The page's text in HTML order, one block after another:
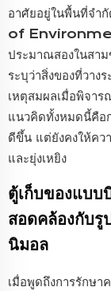
อาศัยอยู่ในพื้นที่จำ
of
ประมาณสองในสา
ระบุว่าสิ่งของที่วาง
เหตุสมผลเมื่อพิจา
แนวคิดทั้งหมดนี้คือ
ดีขึ้น แต่ยังคงให้คว
และยุ่งเหยิง
ตู้เก็บของแบบ
สอดคล้องกับ
นิมอล
เมื่อพูดถึงการรักษา